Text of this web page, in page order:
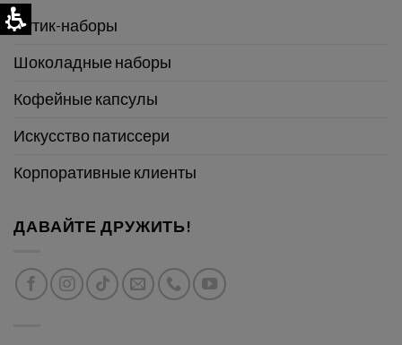
Бутик-наборы
Шоколадные наборы
Кофейные капсулы
Искусство патиссери
Корпоративные клиенты
ДАВАЙТЕ ДРУЖИТЬ!